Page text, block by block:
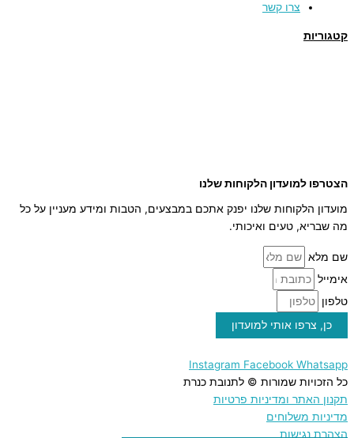
צרו קשר
קטגוריות
הצטרפו למועדון הלקוחות שלנו
מועדון הלקוחות שלנו יפנק אתכם במבצעים, הטבות ומידע מעניין על כל
מה שבריא, טעים ואיכותי.
שם מלא
אימייל
טלפון
כן, צרפו אותי למועדון
Instagram Facebook Whatsapp
כל הזכויות שמורות © לתנובת כנרת
תקנון האתר ומדיניות פרטיות
מדיניות משלוחים
הצהרת נגישות